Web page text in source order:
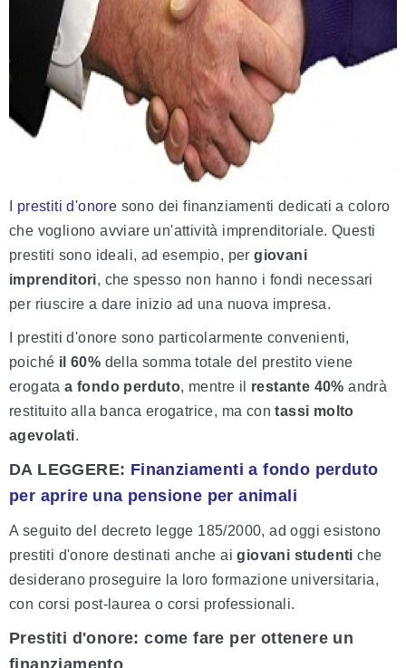
prestiti d'onore sono dei finanziamenti dedicati a coloro
che vogliono avviare un'attività imprenditoriale. Questi
prestiti sono ideali, ad esempio, pergiovani
imprenditori, che spesso non hanno i fondi necessari
per riuscire a dare inizio ad una nuova impresa.
I prestiti d'onore sono particolarmente convenienti,
poiché il 60% della somma totale del prestito viene
erogataa fondo perduto, mentre il restante 40% andrà
restituito alla banca erogatrice, ma contassi molto
agevolati.
DA LEGGERE: Finanziamenti a fondo perduto
per aprire una pensione per animali
A seguito del decreto legge 185/2000, ad oggi esistono
prestiti d'onore destinati anche aigiovani studenti che
desiderano proseguire la loro formazione universitaria,
con corsi post-laurea o corsi professionali.
Prestiti d'onore: come fare per ottenere un